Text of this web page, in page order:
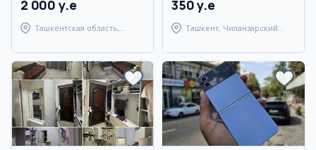
2 000 y.e
Ташкентская область,
350 y.e
Ташкент, Чиланзарский